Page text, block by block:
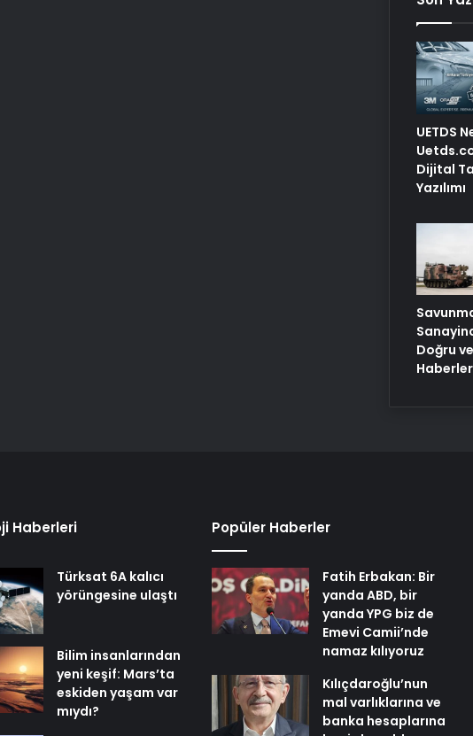
UETDS
Dijital
Yazılımı
Doğru
Haberler
Haberleri
Türksat 6A kalıcı
yörüngesine ulaştı
Bilim insanlarından
yeni keşif: Mars’ta
eskiden yaşam var
mıydı?
Popüler Haberler
Fatih Erbakan: Bir
yanda ABD, bir
yanda YPG biz de
Emevi Camii’nde
namaz kılıyoruz
Kılıçdaroğlu’nun
mal varlıklarına ve
banka hesaplarına